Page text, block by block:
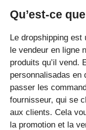
Qu’est-ce
Le dropshipping est
le vendeur en ligne
produits qu’il vend.
personnalisadas en
passer les
fournisseur, qui se
aux clients. Cela
la promotion et la